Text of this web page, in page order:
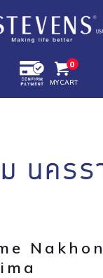
0
MY CART
ม นครร
Nakhon